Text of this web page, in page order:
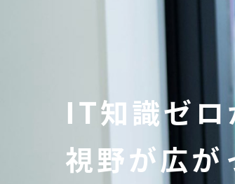
WORK
私たちの考え方
提供サービス
働く環境・制度
働く環境・制度
社内制度
DATA
IT知識ゼロ
視野が広が